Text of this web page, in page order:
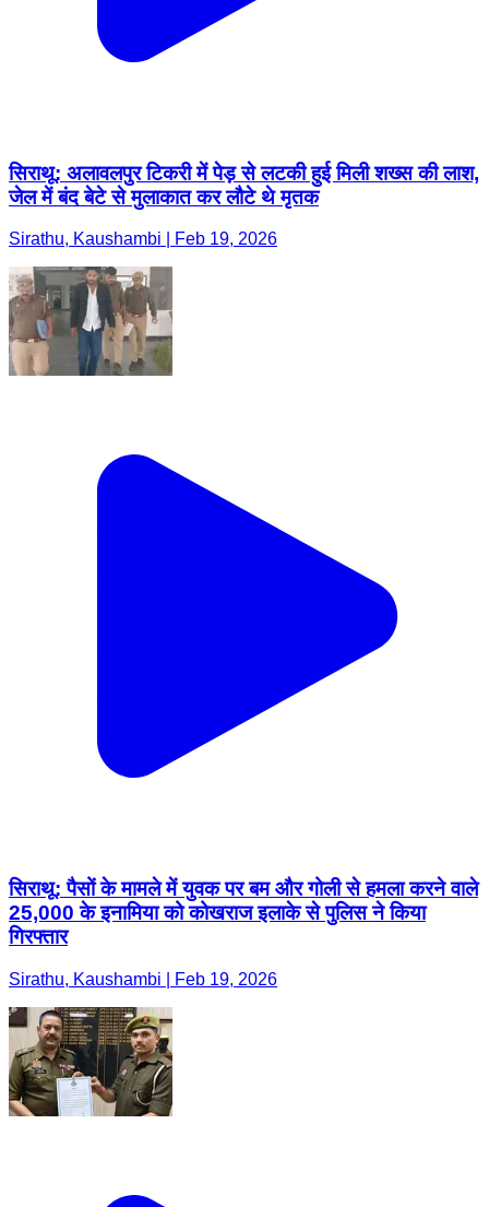
सिराथू: अलावलपुर टिकरी में पेड़ से लटकी हुई मिली शख्स की लाश,
जेल में बंद बेटे से मुलाकात कर लौटे थे मृतक
Sirathu, Kaushambi | Feb 19, 2026
सिराथू: पैसों के मामले में युवक पर बम और गोली से हमला करने वाले
25,000 के इनामिया को कोखराज इलाके से पुलिस ने किया
गिरफ्तार
Sirathu, Kaushambi | Feb 19, 2026